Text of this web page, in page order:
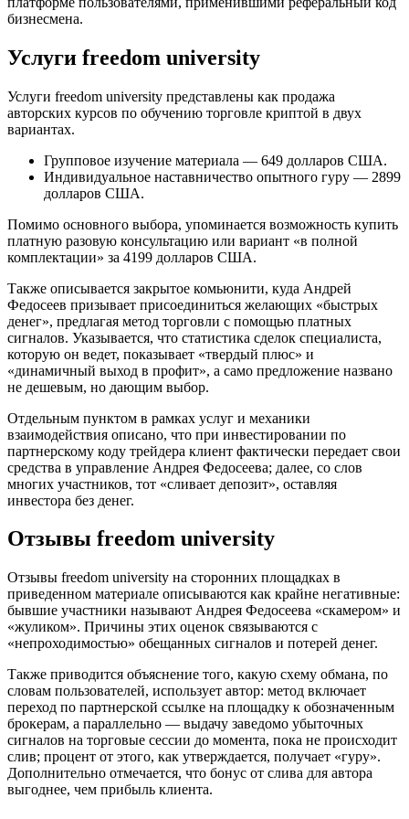
бизнесмена.
Услуги freedom university
Услуги freedom university представлены как продажа
авторских курсов по обучению торговле криптой в двух
вариантах.
Групповое изучение материала — 649 долларов США.
Индивидуальное наставничество опытного гуру — 2899
долларов США.
Помимо основного выбора, упоминается возможность купить
платную разовую консультацию или вариант «в полной
комплектации» за 4199 долларов США.
Также описывается закрытое комьюнити, куда Андрей
Федосеев призывает присоединиться желающих «быстрых
денег», предлагая метод торговли с помощью платных
сигналов. Указывается, что статистика сделок специалиста,
которую он ведет, показывает «твердый плюс» и
«динамичный выход в профит», а само предложение названо
не дешевым, но дающим выбор.
Отдельным пунктом в рамках услуг и механики
взаимодействия описано, что при инвестировании по
партнерскому коду трейдера клиент фактически передает свои
средства в управление Андрея Федосеева; далее, со слов
многих участников, тот «сливает депозит», оставляя
инвестора без денег.
Отзывы freedom university
Отзывы freedom university на сторонних площадках в
приведенном материале описываются как крайне негативные:
бывшие участники называют Андрея Федосеева «скамером» и
«жуликом». Причины этих оценок связываются с
«непроходимостью» обещанных сигналов и потерей денег.
Также приводится объяснение того, какую схему обмана, по
словам пользователей, использует автор: метод включает
переход по партнерской ссылке на площадку к обозначенным
брокерам, а параллельно — выдачу заведомо убыточных
сигналов на торговые сессии до момента, пока не происходит
слив; процент от этого, как утверждается, получает «гуру».
Дополнительно отмечается, что бонус от слива для автора
выгоднее, чем прибыль клиента.